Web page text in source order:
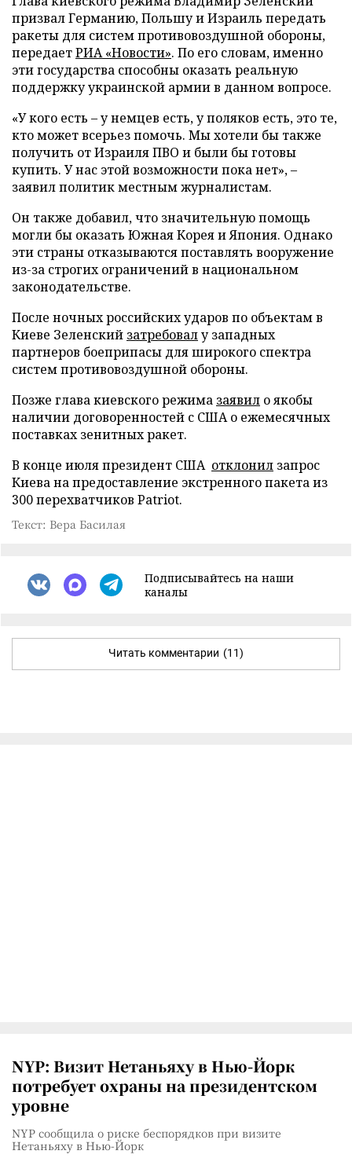
призвал Германию, Польшу и Израиль передать
ракеты для систем противовоздушной обороны,
передаетРИА «Новости». По его словам, именно
эти государства способны оказать реальную
поддержку украинской армии в данном вопросе.
«У кого есть – у немцев есть, у поляков есть, это те,
кто может всерьез помочь. Мы хотели бы также
получить от Израиля ПВО и были бы готовы
купить. У нас этой возможности пока нет», –
заявил политик местным журналистам.
Он также добавил, что значительную помощь
могли бы оказать Южная Корея и Япония. Однако
эти страны отказываются поставлять вооружение
из-за строгих ограничений в национальном
законодательстве.
После ночных российских ударов по объектам в
Киеве Зеленский затребовалу западных
партнеров боеприпасы для широкого спектра
систем противовоздушной обороны.
Позже глава киевского режима заявил о якобы
наличии договоренностей с США о ежемесячных
поставках зенитных ракет.
В конце июля президент США отклонил запрос
Киева на предоставление экстренного пакета из
300 перехватчиков Patriot.
Текст: Вера Басилая
Подписывайтесь на наши
каналы
Читать комментарии (11)
NYP: Визит Нетаньяху в Нью-Йорк
потребует охраны на президентском
уровне
NYP сообщила о риске беспорядков при визите
Нетаньяху в Нью-Йорк